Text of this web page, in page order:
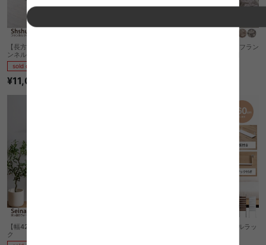
【長方形:190cm×240cm】 Shshu フラ
ンネルジャガードのこたつ薄掛け布団
sold out
¥11,070
【正方形:190cm×190cm】 Shshu フラン
【幅42cm】Seina 突っ張りウォールラッ
ク
【幅60cm】Seina 突っ張りウォールラッ